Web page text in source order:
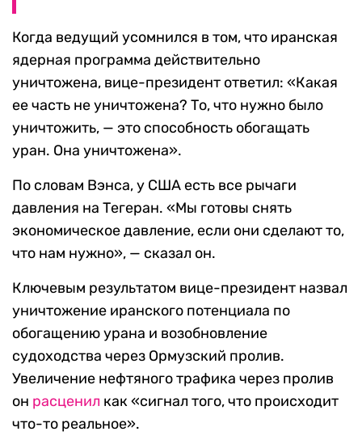
Когда ведущий усомнился в том, что иранская
ядерная программа действительно
уничтожена, вице-президент ответил: «Какая
ее часть не уничтожена? То, что нужно было
уничтожить, — это способность обогащать
уран. Она уничтожена».
По словам Вэнса, у США есть все рычаги
давления на Тегеран. «Мы готовы снять
экономическое давление, если они сделают то,
что нам нужно», — сказал он.
Ключевым результатом вице-президент назвал
уничтожение иранского потенциала по
обогащению урана и возобновление
судоходства через Ормузский пролив.
Увеличение нефтяного трафика через пролив
он расценил как «сигнал того, что происходит
что-то реальное».